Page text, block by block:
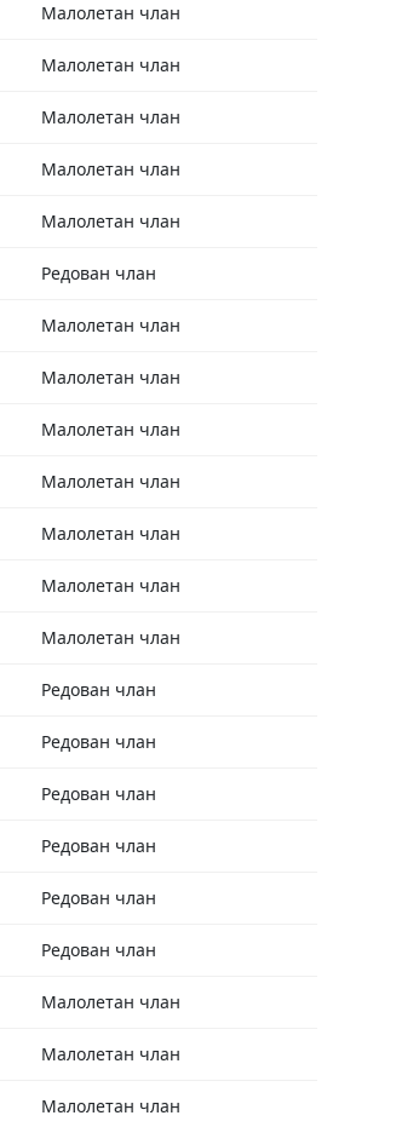
Малолетан члан
Малолетан члан
Малолетан члан
Малолетан члан
Малолетан члан
Редован члан
Малолетан члан
Малолетан члан
Малолетан члан
Малолетан члан
Малолетан члан
Малолетан члан
Малолетан члан
Редован члан
Редован члан
Редован члан
Редован члан
Редован члан
Редован члан
Малолетан члан
Малолетан члан
Малолетан члан